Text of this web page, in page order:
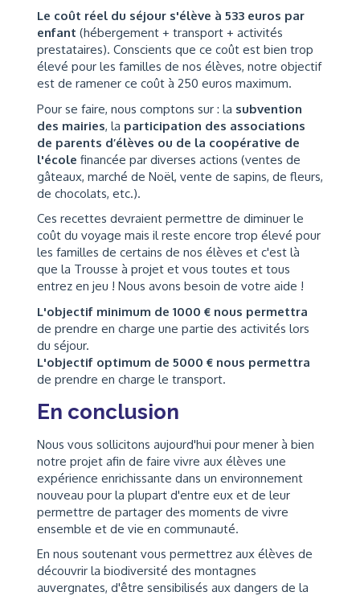
Le coût réel du séjour s'élève à 533 euros par
enfant (hébergement + transport + activités
prestataires). Conscients que ce coût est bien trop
élevé pour les familles de nos élèves, notre objectif
est de ramener ce coût à 250 euros maximum.
Pour se faire, nous comptons sur : la subvention
des mairies, la participation des associations
de parents d’élèves ou de la coopérative de
l'école financée par diverses actions (ventes de
gâteaux, marché de Noël, vente de sapins, de fleurs,
de chocolats, etc.).
Ces recettes devraient permettre de diminuer le
coût du voyage mais il reste encore trop élevé pour
les familles de certains de nos élèves et c'est là
que la Trousse à projet et vous toutes et tous
entrez en jeu ! Nous avons besoin de votre aide !
L'objectif minimum de 1000 € nous permettra
de prendre en charge une partie des activités lors
du séjour.
L'objectif optimum de 5000 € nous permettra
de prendre en charge le transport.
En conclusion
Nous vous sollicitons aujourd'hui pour mener à bien
notre projet afin de faire vivre aux élèves une
expérience enrichissante dans un environnement
nouveau pour la plupart d'entre eux et de leur
permettre de partager des moments de vivre
ensemble et de vie en communauté.
En nous soutenant vous permettrez aux élèves de
découvrir la biodiversité des montagnes
auvergnates, d'être sensibilisés aux dangers de la